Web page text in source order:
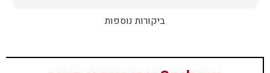
ביקורות נוספות